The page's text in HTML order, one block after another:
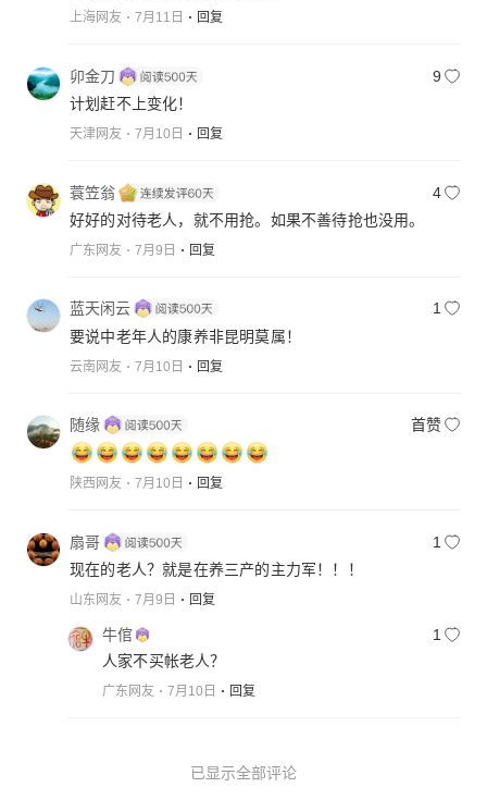
上海网友 7月11日 回复
卯金刀
9
计划赶不上变化！
天津网友 7月10日 回复
蓑笠翁
4
好好的对待老人，就不用抢。如果不善待抢也没用。
广东网友 7月9日 回复
蓝天闲云
1
要说中老年人的康养非昆明莫属！
云南网友 7月10日 回复
随缘 首赞
陕西网友 7月10日 回复
扇哥
1
现在的老人？就是在养三产的主力军！！！
山东网友 7月9日 回复
牛倌
1
人家不买帐老人？
广东网友 7月10日 回复
已显示全部评论